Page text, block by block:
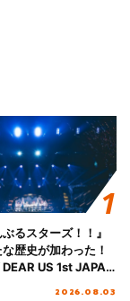
ぶるスターズ！！』
歴史が加わった！
DEAR US 1st JAPAN
NICE to meet YOU
2026.08.03